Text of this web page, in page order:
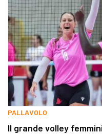
PALLAVOLO
Il grande volley